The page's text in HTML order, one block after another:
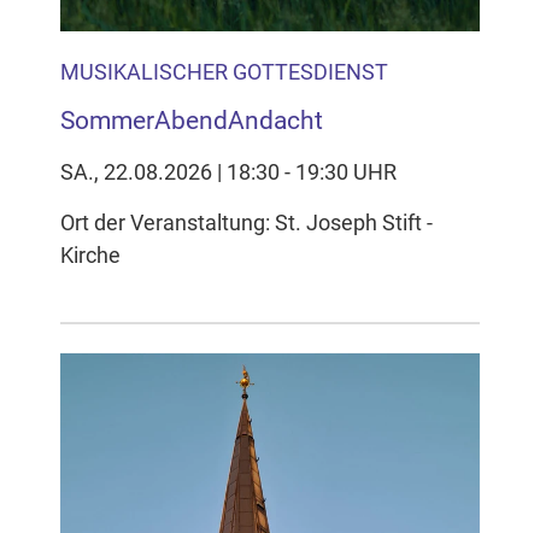
MUSIKALISCHER GOTTESDIENST
SommerAbendAndacht
SA., 22.08.2026 | 18:30 - 19:30 UHR
Ort der Veranstaltung: St. Joseph Stift -
Kirche